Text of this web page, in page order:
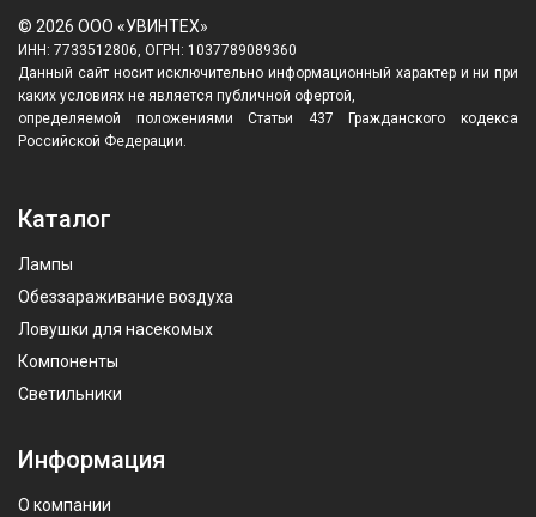
© 2026 ООО «УВИНТЕХ»
ИНН: 7733512806, ОГРН: 1037789089360
Данный сайт носит исключительно информационный характер и ни при
каких условиях не является публичной офертой,
определяемой положениями Статьи 437 Гражданского кодекса
Российской Федерации.
Каталог
Лампы
Обеззараживание воздуха
Ловушки для насекомых
Компоненты
Светильники
Информация
О компании